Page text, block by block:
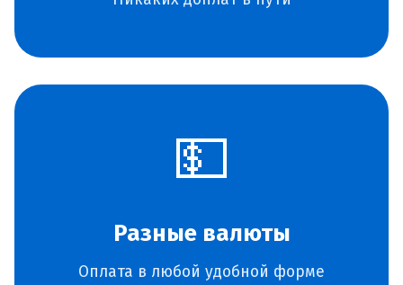
💵
Разные валюты
Оплата в любой удобной форме